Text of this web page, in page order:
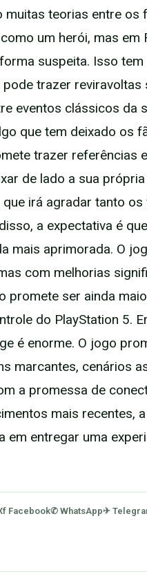
teorias entre os
um herói, mas em
suspeita. Isso
trazer reviravoltas
eventos clássicos da
que tem deixado os
trazer referências
de lado a sua
irá agradar tanto
a expectativa é
mais aprimorada. O
com melhorias
promete ser ainda
do PlayStation 5.
é enorme. O jogo
marcantes, cenários
a promessa de
mais recentes,
entregar uma
f Facebook✆ WhatsApp✈